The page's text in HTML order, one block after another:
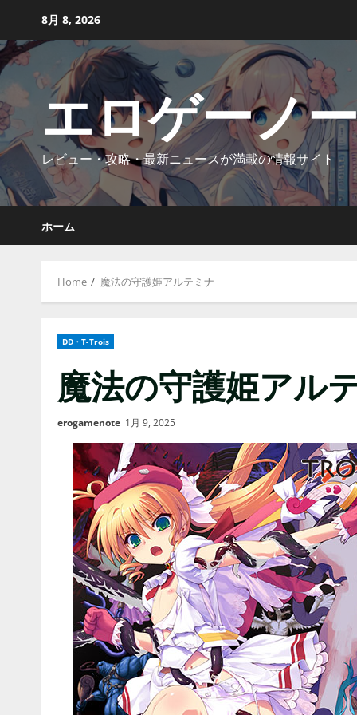
content
8月 8, 2026
エロゲーノ
レビュー・攻略・最新ニュースが満載の情報サイト
ホーム
Home 魔法の守護姫アルテミナ
DD・T-Trois
魔法の守護姫アル
erogamenote 1月 9, 2025